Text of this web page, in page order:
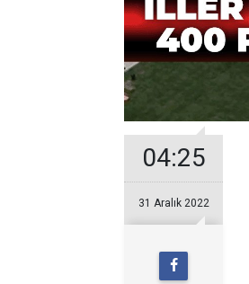
04:25
31 Aralık 2022